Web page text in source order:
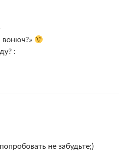
вонюч?»
:
не забудьте;)